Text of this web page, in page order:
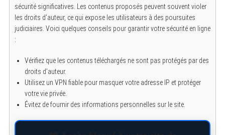
sécurité significatives. Les contenus proposés peuvent souvent violer
les droits d’auteur, ce qui expose les utilisateurs à des poursuites
judiciaires. Voici quelques conseils pour garantir votre sécurité en ligne
:
Vérifiez que les contenus téléchargés ne sont pas protégés par des
droits d’auteur.
Utilisez un VPN fiable pour masquer votre adresse IP et protéger
votre vie privée.
Évitez de fournir des informations personnelles sur le site.